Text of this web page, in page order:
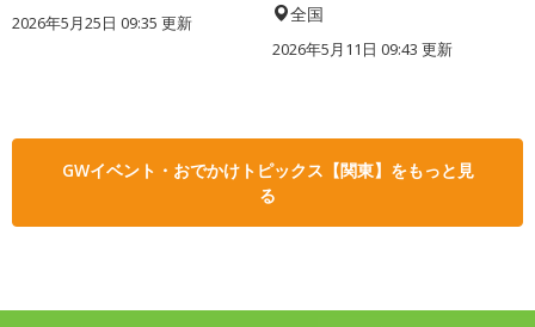
2026年5月25日 09:35 更新 全国
2026年5月11日 09:43 更新
GWイベント・おでかけトピックス【関東】をもっと見
る